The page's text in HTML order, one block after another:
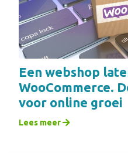
Een webshop
WooCommerce.
voor online groei
Lees meer